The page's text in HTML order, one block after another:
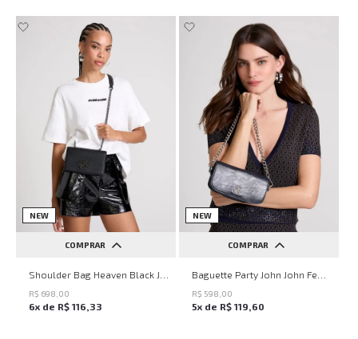
NEW
COMPRAR
UN
R$ 698 00
6x de R$ 116,33
NEW
COMPRAR
UN
R$ 598 00
5x de R$ 119,60